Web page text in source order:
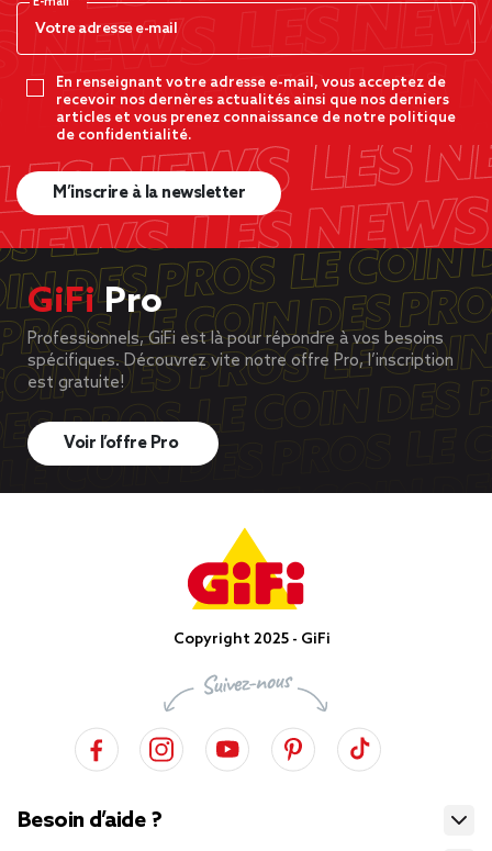
En renseignant votre adresse e-mail, vous acceptez de
recevoir nos dernères actualités ainsi que nos derniers
articles et vous prenez connaissance de notre politique
de confidentialité.
M’inscrire à la newsletter
GiFiPro
Professionnels, GiFi est là pour répondre à vos besoins
spécifiques. Découvrez vite notre offre Pro, l’inscription
est gratuite!
Voir l’offre Pro
Copyright 2025 - GiFi
Besoin d’aide ?